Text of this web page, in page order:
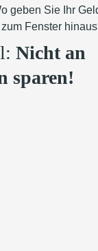
geben Sie Ihr
Fenster
Nicht an
sparen!